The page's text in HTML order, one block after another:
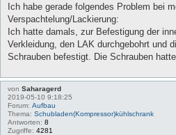
Ich habe gerade folgendes Problem bei
Verspachtelung/Lackierung:
Ich hatte damals, zur Befestigung der
Verkleidung, den LAK durchgebohrt und
Schrauben befestigt. Die Schrauben
von Saharagerd
2019-05-10 9:18:25
Forum: Aufbau
Thema: Schubladen(Kompressor)kühlschrank
Antworten: 8
Zugriffe: 4281